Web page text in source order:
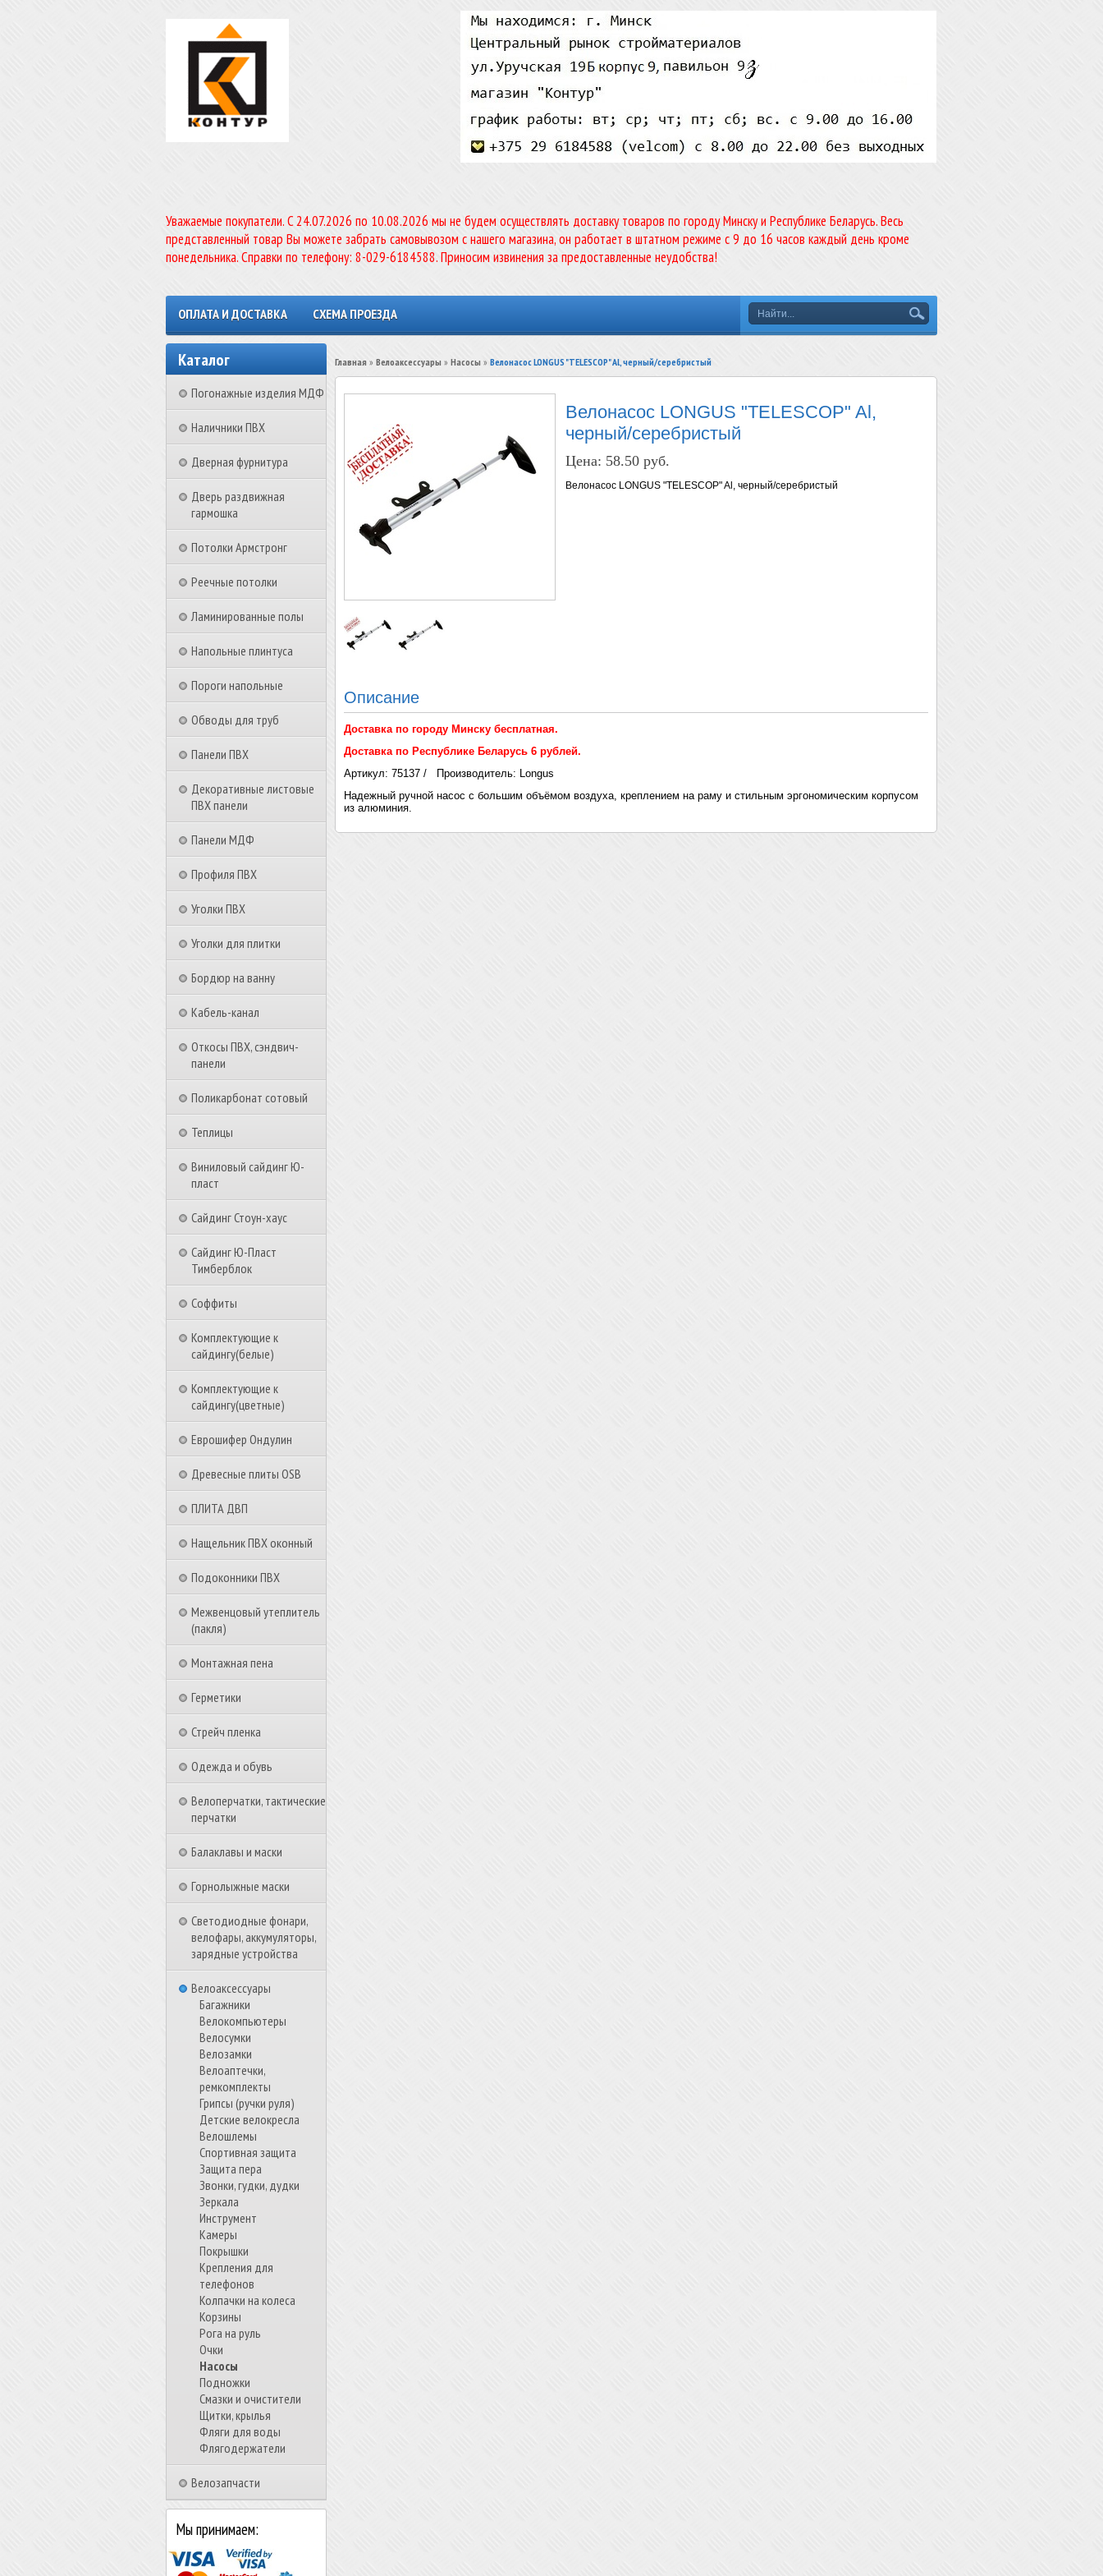
Уважаемые покупатели. C 24.07.2026 по 10.08.2026 мы не будем осуществлять доставку товаров по городу Минску и Республике Беларусь. Весь
представленный товар Вы можете забрать самовывозом с нашего магазина, он работает в штатном режиме с 9 до 16 часов каждый день кроме
понедельника. Справки по телефону: 8-029-6184588. Приносим извинения за предоставленные неудобства!
ОПЛАТА И ДОСТАВКА СХЕМА ПРОЕЗДА
Каталог
Погонажные изделия МДФ
Наличники ПВХ
Дверная фурнитура
Дверь раздвижная
гармошка
Потолки Армстронг
Реечные потолки
Ламинированные полы
Напольные плинтуса
Пороги напольные
Обводы для труб
Панели ПВХ
Декоративные листовые
ПВХ панели
Панели МДФ
Профиля ПВХ
Уголки ПВХ
Уголки для плитки
Бордюр на ванну
Кабель-канал
Откосы ПВХ, сэндвич-
панели
Поликарбонат сотовый
Теплицы
Виниловый сайдинг Ю-
пласт
Сайдинг Стоун-хаус
Сайдинг Ю-Пласт
Тимберблок
Соффиты
Комплектующие к
сайдингу(белые)
Комплектующие к
сайдингу(цветные)
Еврошифер Ондулин
Древесные плиты OSB
ПЛИТА ДВП
Нащельник ПВХ оконный
Подоконники ПВХ
Межвенцовый утеплитель
(пакля)
Монтажная пена
Герметики
Стрейч пленка
Одежда и обувь
Велоперчатки, тактические
перчатки
Балаклавы и маски
Горнолыжные маски
Светодиодные фонари,
велофары, аккумуляторы,
зарядные устройства
Велоаксессуары
Багажники
Велокомпьютеры
Велосумки
Велозамки
Велоаптечки,
ремкомплекты
Грипсы (ручки руля)
Детские велокресла
Велошлемы
Спортивная защита
Защита пера
Звонки, гудки, дудки
Зеркала
Инструмент
Камеры
Покрышки
Крепления для
телефонов
Колпачки на колеса
Корзины
Рога на руль
Очки
Насосы
Подножки
Смазки и очистители
Щитки, крылья
Фляги для воды
Флягодержатели
Велозапчасти
Мы принимаем:
Главная » Велоаксессуары » Насосы » Велонасос LONGUS "TELESCOP" Al, черный/серебристый
Велонасос LONGUS "TELESCOP" Al,
черный/серебристый
Цена: 58.50 руб.
Велонасос LONGUS "TELESCOP" Al, черный/серебристый
Описание
Доставка по городу Минску бесплатная.
Доставка по Республике Беларусь 6 рублей.
Артикул: 75137 / Производитель: Longus
Надежный ручной насос с большим объёмом воздуха, креплением на раму и стильным эргономическим корпусом
из алюминия.